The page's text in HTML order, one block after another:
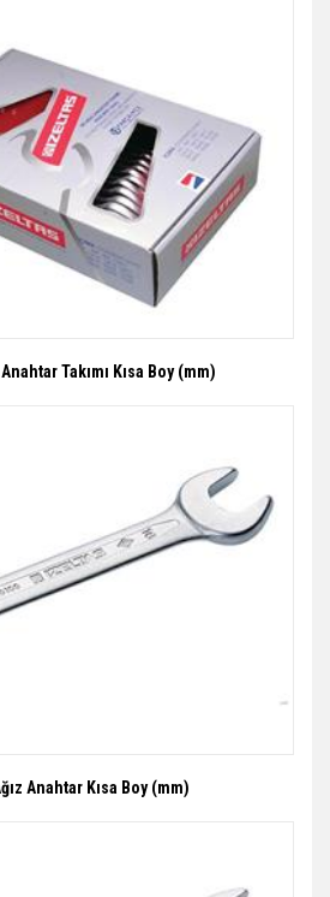
Takımı Kısa Boy (mm)
Anahtar Kısa Boy (mm)